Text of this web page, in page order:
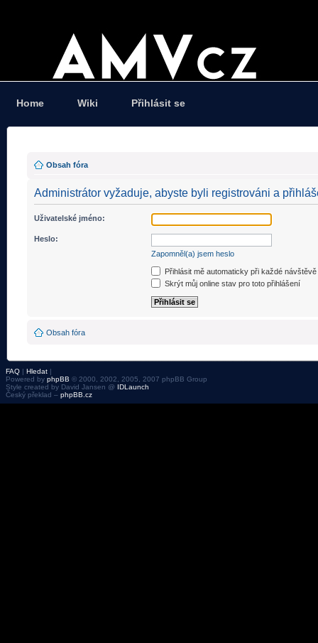
Home Wiki Přihlásit se
Obsah fóra
Administrátor vyžaduje, abyste byli registrováni a
Uživatelské jméno:
Heslo:
Zapomněl(a) jsem heslo
Přihlásit mě automaticky při každé návštěvě
Skrýt můj online stav pro toto přihlášení
Obsah fóra
FAQ | Hledat |
Powered by phpBB © 2000, 2002, 2005, 2007 phpBB Group
Style created by David Jansen @ IDLaunch
Český překlad – phpBB.cz